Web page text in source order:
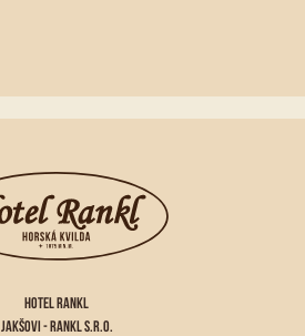
HOTEL RANKL
JAKŠOVI - RANKL S.R.O.